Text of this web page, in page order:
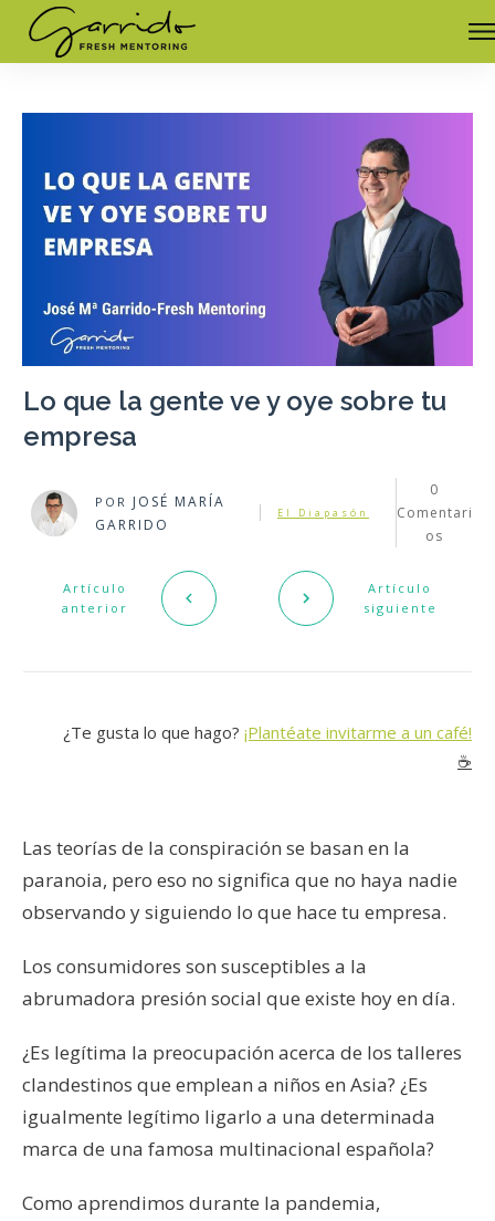
Lo que la gente ve y oye sobre tu
empresa
POR JOSÉ MARÍA
GARRIDO
El Diapasón
0
Comentari
os
Artículo
anterior
Artículo
siguiente
¿Te gusta lo que hago? ¡Plantéate invitarme a un café!
☕️
Las teorías de la conspiración se basan en la
paranoia, pero eso no significa que no haya nadie
observando y siguiendo lo que hace tu empresa.
Los consumidores son susceptibles a la
abrumadora presión social que existe hoy en día.
¿Es legítima la preocupación acerca de los talleres
clandestinos que emplean a niños en Asia? ¿Es
igualmente legítimo ligarlo a una determinada
marca de una famosa multinacional española?
Como aprendimos durante la pandemia,